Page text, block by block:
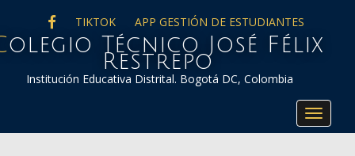
FACEBOOK
TIKTOK APP GESTIÓN DE ESTUDIANTES
Félix
Restrepo
Institución Educativa Distrital. Bogotá DC, Colombia
Toggle